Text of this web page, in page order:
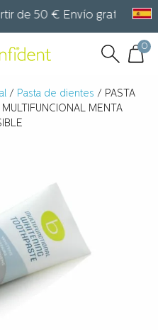
50 € Envío gratis a
0
/ Pasta de dientes / PASTA
MENTA